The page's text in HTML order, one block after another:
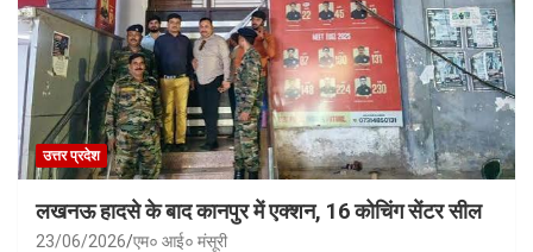
उत्तर प्रदेश
लखनऊ हादसे के बाद कानपुर में एक्शन, 16 कोचिंग सेंटर सील
23/06/2026 एम० आई० मंसूरी